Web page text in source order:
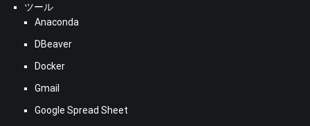
ツール
Anaconda
DBeaver
Docker
Gmail
Google Spread Sheet